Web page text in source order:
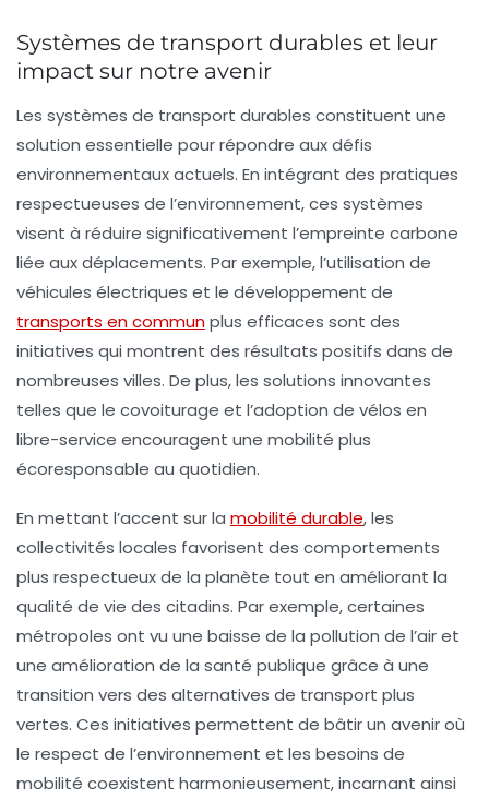
Systèmes de transport durables et leur
impact sur notre avenir
Les systèmes de transport durables constituent une
solution essentielle pour répondre aux défis
environnementaux actuels. En intégrant des pratiques
respectueuses de l’environnement, ces systèmes
visent à réduire significativement l’empreinte carbone
liée aux déplacements. Par exemple, l’utilisation de
véhicules électriques et le développement de
transports en communplus efficaces sont des
initiatives qui montrent des résultats positifs dans de
nombreuses villes. De plus, les solutions innovantes
telles que le covoiturage et l’adoption de vélos en
libre-service encouragent une mobilité plus
écoresponsable au quotidien.
En mettant l’accent sur la mobilité durable, les
collectivités locales favorisent des comportements
plus respectueux de la planète tout en améliorant la
qualité de vie des citadins. Par exemple, certaines
métropoles ont vu une baisse de la pollution de l’air et
une amélioration de la santé publique grâce à une
transition vers des alternatives de transport plus
vertes. Ces initiatives permettent de bâtir un avenir où
le respect de l’environnement et les besoins de
mobilité coexistent harmonieusement, incarnant ainsi